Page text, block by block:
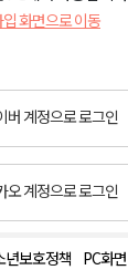
화면으로 이동
버 계정으로 로그인
오 계정으로 로그인
년보호정책 PC화면